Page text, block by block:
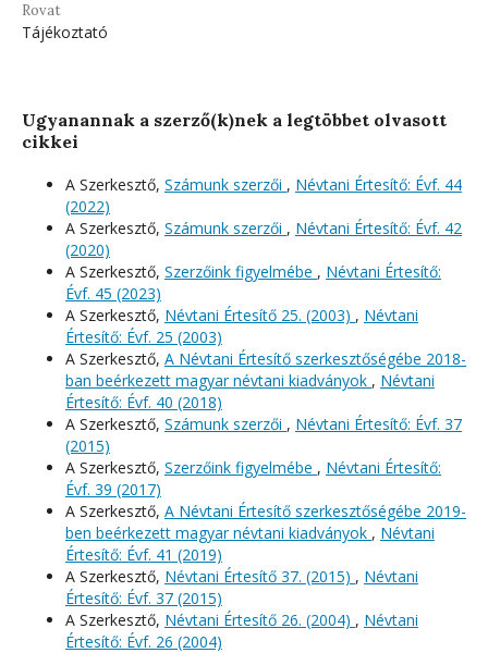
Rovat
Tájékoztató
Ugyanannak a szerző(k)nek a legtöbbet olvasott
cikkei
A Szerkesztő, Számunk szerzői , Névtani Értesítő: Évf. 44
(2022)
A Szerkesztő, Számunk szerzői , Névtani Értesítő: Évf. 42
(2020)
A Szerkesztő, Szerzőink figyelmébe , Névtani Értesítő:
Évf. 45 (2023)
A Szerkesztő, Névtani Értesítő 25. (2003) , Névtani
Értesítő: Évf. 25 (2003)
A Szerkesztő, A Névtani Értesítő szerkesztőségébe 2018-
ban beérkezett magyar névtani kiadványok , Névtani
Értesítő: Évf. 40 (2018)
A Szerkesztő, Számunk szerzői , Névtani Értesítő: Évf. 37
(2015)
A Szerkesztő, Szerzőink figyelmébe , Névtani Értesítő:
Évf. 39 (2017)
A Szerkesztő, A Névtani Értesítő szerkesztőségébe 2019-
ben beérkezett magyar névtani kiadványok , Névtani
Értesítő: Évf. 41 (2019)
A Szerkesztő, Névtani Értesítő 37. (2015) , Névtani
Értesítő: Évf. 37 (2015)
A Szerkesztő, Névtani Értesítő 26. (2004) , Névtani
Értesítő: Évf. 26 (2004)